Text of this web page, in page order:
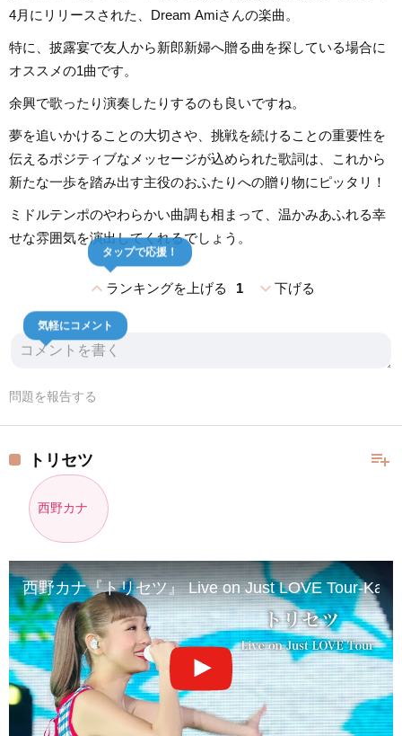
4月にリリースされた、Dream Amiさんの楽曲。
特に、披露宴で友人から新郎新婦へ贈る曲を探している場合に
オススメの1曲です。
余興で歌ったり演奏したりするのも良いですね。
夢を追いかけることの大切さや、挑戦を続けることの重要性を
伝えるポジティブなメッセージが込められた歌詞は、これから
新たな一歩を踏み出す主役のおふたりへの贈り物にピッタリ！
ミドルテンポのやわらかい曲調も相まって、温かみあふれる幸
せな雰囲気を演出してくれるでしょう。
expand_lessランキングを上げる 1
タップで応援！
expand_more下げる
気軽にコメント
問題を報告する
playlist_add
トリセツ
西野カナ
西野カナ『トリセツ』 Live on Just LOVE Tour-Kana